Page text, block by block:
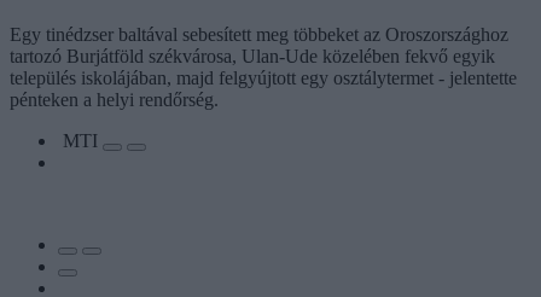
Egy tinédzser baltával sebesített meg többeket az Oroszországhoz
tartozó Burjátföld székvárosa, Ulan-Ude közelében fekvő egyik
település iskolájában, majd felgyújtott egy osztálytermet - jelentette
pénteken a helyi rendőrség.
MTI